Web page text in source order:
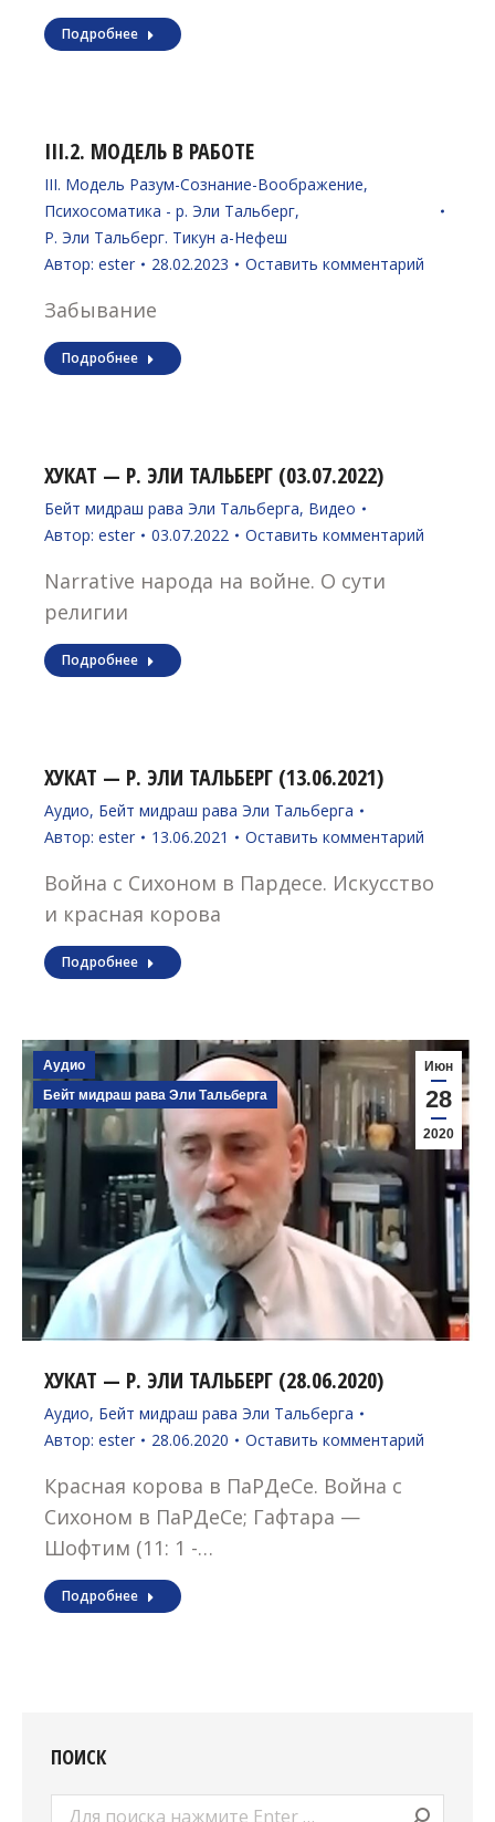
Подробнее
III.2. МОДЕЛЬ В РАБОТЕ
III. Модель Разум-Сознание-Воображение,
Психосоматика - р. Эли Тальберг,
Р. Эли Тальберг. Тикун а-Нефеш
Автор: ester 28.02.2023 Оставить комментарий
Забывание
Подробнее
ХУКАТ — Р. ЭЛИ ТАЛЬБЕРГ (03.07.2022)
Бейт мидраш рава Эли Тальберга, Видео
Автор: ester 03.07.2022 Оставить комментарий
Narrative народа на войне. О сути
религии
Подробнее
ХУКАТ — Р. ЭЛИ ТАЛЬБЕРГ (13.06.2021)
Аудио, Бейт мидраш рава Эли Тальберга
Автор: ester 13.06.2021 Оставить комментарий
Война с Сихоном в Пардесе. Искусство
и красная корова
Подробнее
Июн
28
2020
Аудио
Бейт мидраш рава Эли Тальберга
ХУКАТ — Р. ЭЛИ ТАЛЬБЕРГ (28.06.2020)
Аудио, Бейт мидраш рава Эли Тальберга
Автор: ester 28.06.2020 Оставить комментарий
Красная корова в ПаРДеСе. Война с
Сихоном в ПаРДеСе; Гафтара —
Шофтим (11: 1 -…
Подробнее
ПОИСК
Поиск: